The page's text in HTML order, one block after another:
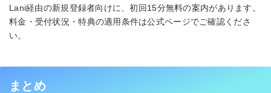
Lani経由の新規登録者向けに、初回15分無料の案内があります。
料金・受付状況・特典の適用条件は公式ページでご確認くださ
い。
まとめ